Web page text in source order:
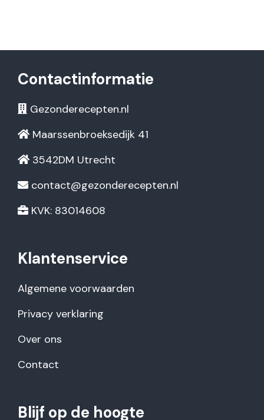
Contactinformatie
Gezonderecepten.nl
Maarssenbroeksedijk 41
3542DM Utrecht
contact@gezonderecepten.nl
KVK: 83014608
Klantenservice
Algemene voorwaarden
Privacy verklaring
Over ons
Contact
Blijf op de hoogte